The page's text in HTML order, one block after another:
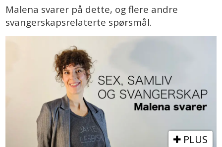
Malena svarer på dette, og flere andre
svangerskapsrelaterte spørsmål.
PLUS